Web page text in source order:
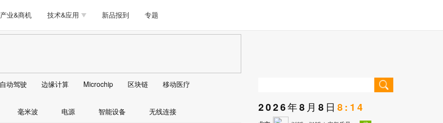
人工智能 安防监控
物联网 模拟技术/信号链
产业&商机 技术&应用
安全 可穿戴
AI/人工智能
新品报到 专题
软件/工具 医疗电子
物联网 模拟技术/信号链
边缘计算
存储 无线连接 LED
DLP AI/人工智能 传感器技术
AR/VR/图像/3D 电源技术/信号链 接口
自动驾驶 边缘计算 Microchip 区块链 移动医疗
毫米波 电源 智能设备 无线连接 2026年8月8日 8:14